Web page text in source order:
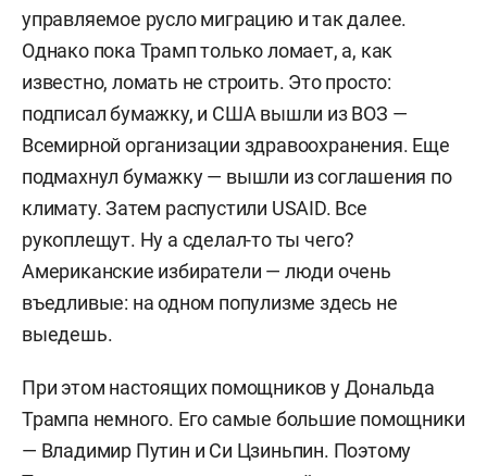
управляемое русло миграцию и так далее.
Однако пока Трамп только ломает, а, как
известно, ломать не строить. Это просто:
подписал бумажку, и США вышли из ВОЗ —
Всемирной организации здравоохранения. Еще
подмахнул бумажку — вышли из соглашения по
климату. Затем распустили USAID. Все
рукоплещут. Ну а сделал-то ты чего?
Американские избиратели — люди очень
въедливые: на одном популизме здесь не
выедешь.
При этом настоящих помощников у Дональда
Трампа немного. Его самые большие помощники
— Владимир Путин и Си Цзиньпин. Поэтому